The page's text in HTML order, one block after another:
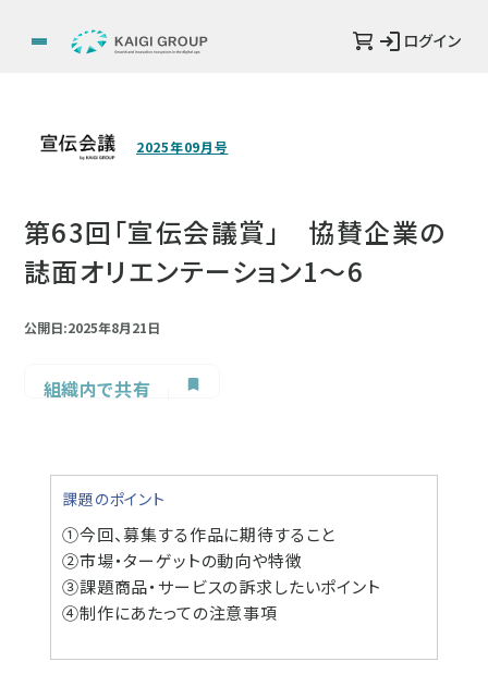
ログイン
2025年09月号
第63回「宣伝会議賞」 協賛企業の
誌面オリエンテーション1～6
公開日:2025年8月21日
組織内で共有
課題のポイント
➀今回、募集する作品に期待すること
➁市場・ターゲットの動向や特徴
③課題商品・サービスの訴求したいポイント
④制作にあたっての注意事項